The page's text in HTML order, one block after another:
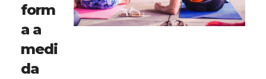
form
a a
medi
da